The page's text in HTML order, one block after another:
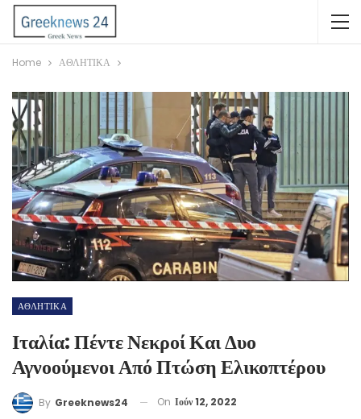
Home ΑΘΛΗΤΙΚΑ
ΑΘΛΗΤΙΚΑ
Ιταλία: Πέντε Νεκροί Και Δυο
Αγνοούμενοι Από Πτώση Ελικοπτέρου
By Greeknews24 On Ιούν 12, 2022